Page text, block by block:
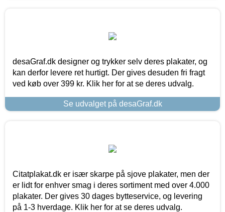
desaGraf.dk designer og trykker selv deres plakater, og
kan derfor levere ret hurtigt. Der gives desuden fri fragt
ved køb over 399 kr. Klik her for at se deres udvalg.
Se udvalget på desaGraf.dk
Citatplakat.dk er især skarpe på sjove plakater, men der
er lidt for enhver smag i deres sortiment med over 4.000
plakater. Der gives 30 dages bytteservice, og levering
på 1-3 hverdage. Klik her for at se deres udvalg.